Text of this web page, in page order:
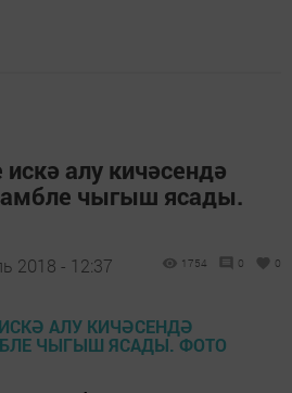
алу кичәсендә
чыгыш ясады.
2018 - 12:37 1754 0 0